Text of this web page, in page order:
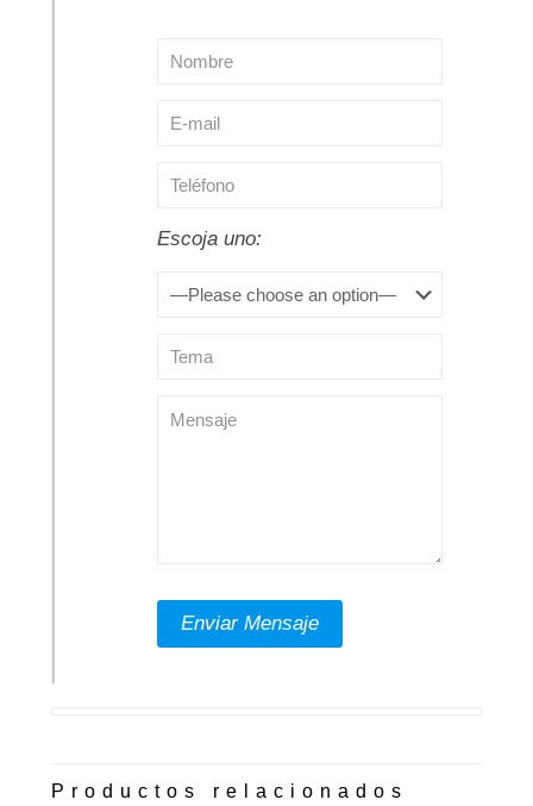
Escoja uno:
Productos relacionados